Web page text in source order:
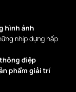
hình ảnh
nhịp dựng hấp
điệp
phẩm giải trí